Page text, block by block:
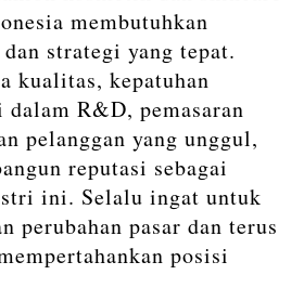
membutuhkan
strategi yang tepat.
kualitas, kepatuhan
R&D, pemasaran
pelanggan yang unggul,
reputasi sebagai
ini. Selalu ingat untuk
perubahan pasar dan terus
posisi